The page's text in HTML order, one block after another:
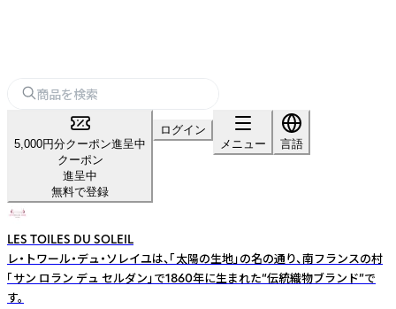
5,000円分クーポン進呈中
クーポン
進呈中
無料で登録
ログイン
メニュー
言語
LES TOILES DU SOLEIL
レ・トワール・デュ・ソレイユは、「太陽の生地」の名の通り、南フランスの村
「サン ロラン デュ セルダン」で1860年に生まれた“伝統織物ブランド”で
す。